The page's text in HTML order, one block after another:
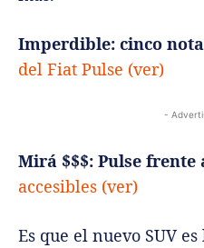
Imperdible: cinco
del Fiat Pulse (ver)
-
Mirá $$$: Pulse frente
accesibles (ver)
Es que el nuevo SUV